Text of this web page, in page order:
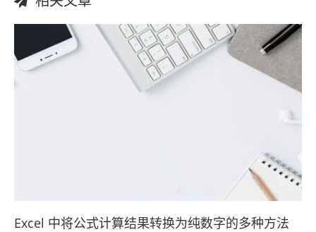
Excel 中将公式计算结果转换为纯数字的多种方法